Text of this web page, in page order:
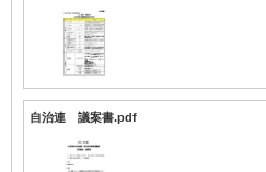
自治連 議案書.pdf